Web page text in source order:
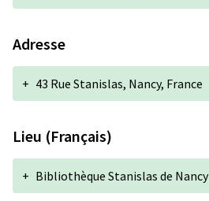
Adresse
+ 43 Rue Stanislas, Nancy, France
Lieu (Français)
+ Bibliothèque Stanislas de Nancy